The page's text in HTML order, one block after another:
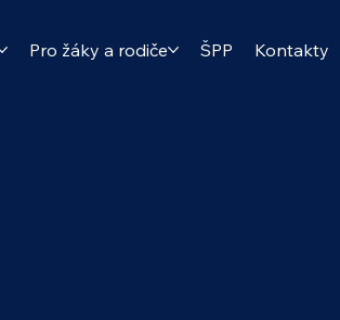
Pro žáky a rodiče ŠPP Kontakty